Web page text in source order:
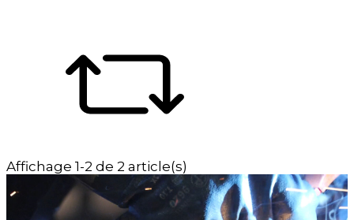
Affichage 1-2 de 2 article(s)